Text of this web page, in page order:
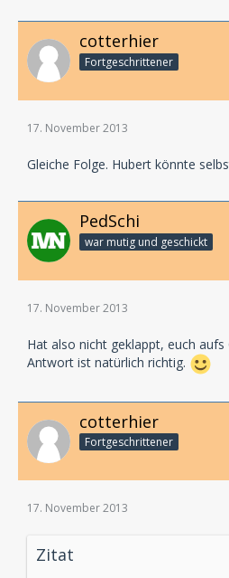
cotterhier
Fortgeschrittener
17. November 2013
Gleiche Folge. Hubert könnte
PedSchi
war mutig und geschickt
17. November 2013
Hat also nicht geklappt, euch
Antwort ist natürlich richtig.
cotterhier
Fortgeschrittener
17. November 2013
Zitat